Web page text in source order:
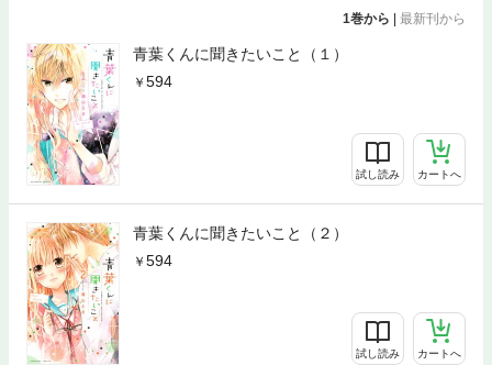
1巻から | 最新刊から
青葉くんに聞きたいこと（１）
594
試し読み カートへ
青葉くんに聞きたいこと（２）
594
試し読み カートへ